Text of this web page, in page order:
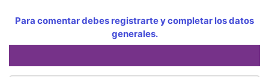
Para comentar debes registrarte y completar los datos
generales.